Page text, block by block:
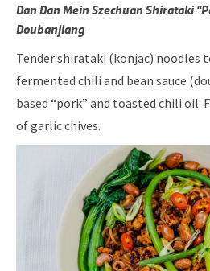
Dan Dan Mein Szechuan Shirataki
Doubanjiang
Tender shirataki (konjac) noodles
fermented chili and bean sauce
based “pork” and toasted chili oil.
of garlic chives.